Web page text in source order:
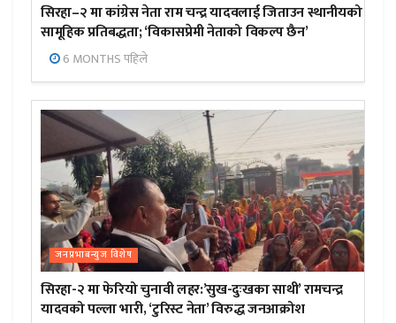
सिरहा–२ मा कांग्रेस नेता राम चन्द्र यादवलाई जिताउन स्थानीयको
सामूहिक प्रतिबद्धता; ‘विकासप्रेमी नेताको विकल्प छैन’
6 MONTHS पहिले
जनप्रभाबन्युज विशेष
सिरहा-२ मा फेरियो चुनावी लहर:’सुख-दुःखका साथी’ रामचन्द्र
यादवको पल्ला भारी, ‘टुरिस्ट नेता’ विरुद्ध जनआक्रोश